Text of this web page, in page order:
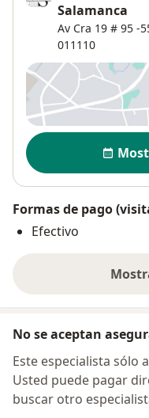
Salamanca
Av Cra 19 # 95 -
011110
Disponibilidad
Formas de pago
Efectivo
No se aceptan
Este especialista sólo
Usted puede pagar
buscar otro